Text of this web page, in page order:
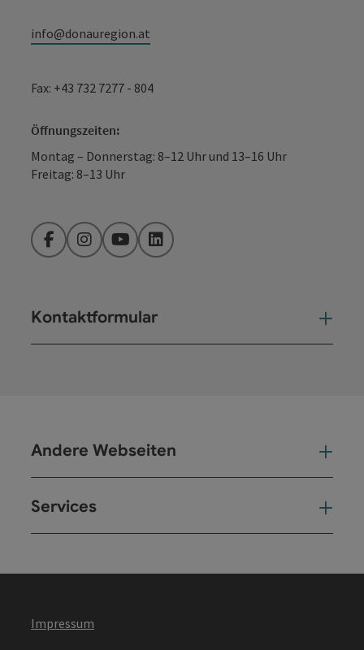
info@donauregion.at
Fax: +43 732 7277 - 804
Öffnungszeiten:
Montag – Donnerstag: 8–12 Uhr und 13–16 Uhr
Freitag: 8–13 Uhr
FacebookInstagramYouTubeLinkedIn
Kontaktformular
Andere Webseiten
Services
Impressum